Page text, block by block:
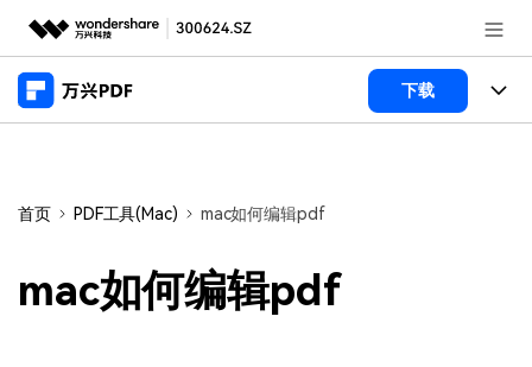
推荐产品
新闻中心
下载
桌面端
万兴PDF Mac版
功能
PDF编辑器
首页 PDF工具(Mac) mac如何编辑pdf
mac如何编辑pdf